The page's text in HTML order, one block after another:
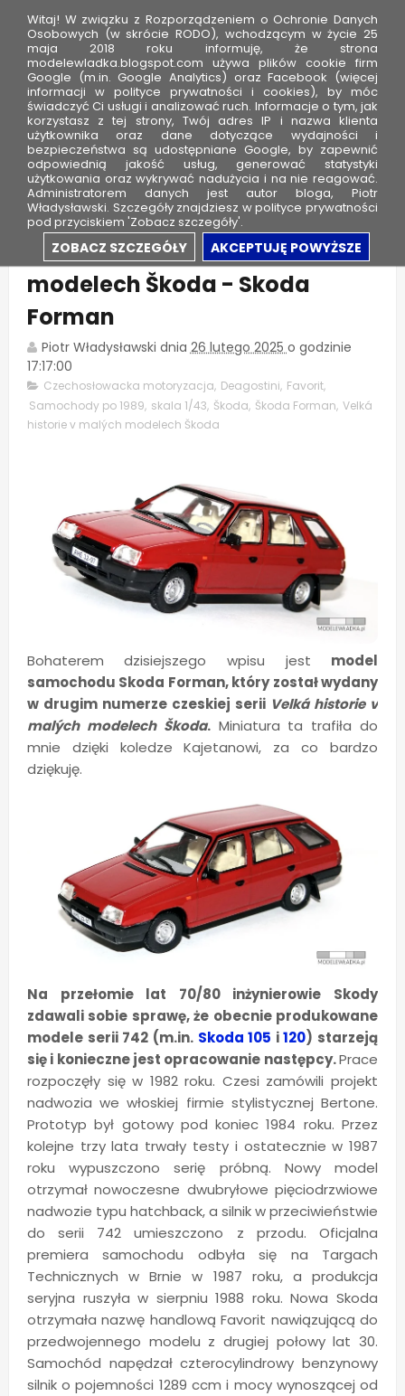
a
Velká historie v malých
modelech Škoda - Skoda
Forman
Piotr Władysławski dnia 26 lutego 2025 o godzinie
17:17:00
Czechosłowacka motoryzacja, Deagostini, Favorit,
Samochody po 1989, skala 1/43, Škoda, Škoda Forman, Velká
historie v malých modelech Škoda
Bohaterem dzisiejszego wpisu jest model
samochodu Skoda Forman, który został wydany
w drugim numerze czeskiej serii Velká historie v
malých modelech Škoda.Miniatura ta trafiła do
mnie dzięki koledze Kajetanowi, za co bardzo
dziękuję.
Na przełomie lat 70/80 inżynierowie Skody
zdawali sobie sprawę, że obecnie produkowane
modele serii 742 (m.in. Skoda 105 i120) starzeją
się i konieczne jest opracowanie następcy.Prace
rozpoczęły się w 1982 roku. Czesi zamówili projekt
nadwozia we włoskiej firmie stylistycznej Bertone.
Prototyp był gotowy pod koniec 1984 roku. Przez
kolejne trzy lata trwały testy i ostatecznie w 1987
roku wypuszczono serię próbną. Nowy model
otrzymał nowoczesne dwubryłowe pięciodrzwiowe
nadwozie typu hatchback, a silnik w przeciwieństwie
do serii 742 umieszczono z przodu. Oficjalna
premiera samochodu odbyła się na Targach
Technicznych w Brnie w 1987 roku, a produkcja
seryjna ruszyła w sierpniu 1988 roku. Nowa Skoda
otrzymała nazwę handlową Favorit nawiązującą do
przedwojennego modelu z drugiej połowy lat 30.
Samochód napędzał czterocylindrowy benzynowy
silnik o pojemności 1289 ccm i mocy wynoszącej od
Witaj! W związku z Rozporządzeniem o Ochronie Danych
Osobowych (w skrócie RODO), wchodzącym w życie 25
maja 2018 roku informuję, że strona
modelewladka.blogspot.com używa plików cookie firm
Google (m.in. Google Analytics) oraz Facebook (więcej
informacji w polityce prywatności i cookies), by móc
świadczyć Ci usługi i analizować ruch. Informacje o tym, jak
korzystasz z tej strony, Twój adres IP i nazwa klienta
użytkownika oraz dane dotyczące wydajności i
bezpieczeństwa są udostępniane Google, by zapewnić
odpowiednią jakość usług, generować statystyki
użytkowania oraz wykrywać nadużycia i na nie reagować.
Administratorem danych jest autor bloga, Piotr
Władysławski. Szczegóły znajdziesz w polityce prywatności
pod przyciskiem 'Zobacz szczegóły'.
ZOBACZ SZCZEGÓŁY AKCEPTUJĘ POWYŻSZE